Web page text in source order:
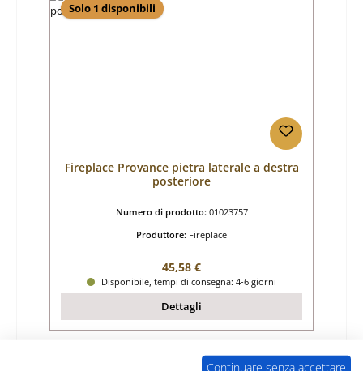
Solo 1 disponibili
Fireplace Provance pietra laterale a destra
posteriore
Numero di prodotto: 01023757
Produttore: Fireplace
Prezzo normale:
45,58 €
Disponibile, tempi di consegna: 4-6 giorni
Dettagli
Continuare senza accettare